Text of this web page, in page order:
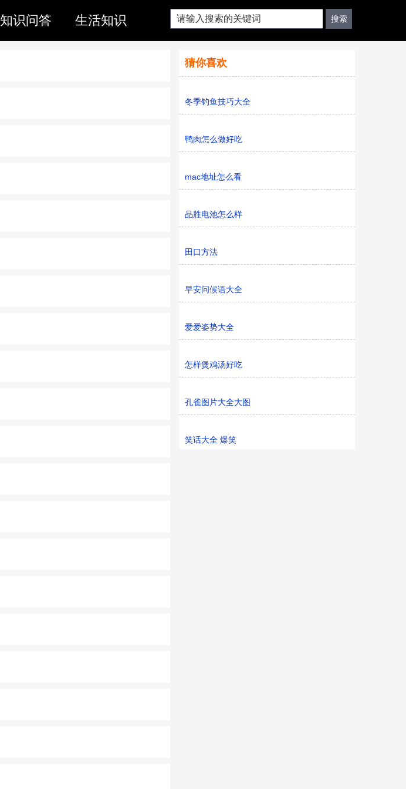
知识问答 生活知识
猜你喜欢
冬季钓鱼技巧大全
鸭肉怎么做好吃
mac地址怎么看
品胜电池怎么样
田口方法
早安问候语大全
爱爱姿势大全
怎样煲鸡汤好吃
孔雀图片大全大图
笑话大全 爆笑